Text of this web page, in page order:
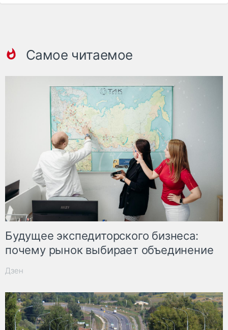
Самое читаемое
Будущее экспедиторского бизнеса:
почему рынок выбирает объединение
Дзен